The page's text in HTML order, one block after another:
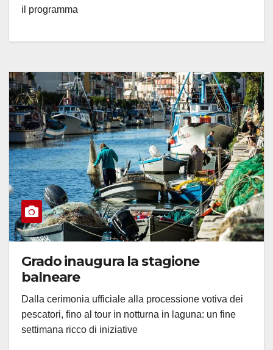
il programma
Grado inaugura la stagione
balneare
Dalla cerimonia ufficiale alla processione votiva dei
pescatori, fino al tour in notturna in laguna: un fine
settimana ricco di iniziative